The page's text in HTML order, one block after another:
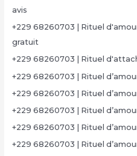
avis
+229 68260703 | Rituel
gratuit
+229 68260703 | Rituel
+229 68260703 | Rituel
+229 68260703 | Rituel
+229 68260703 | Rituel
+229 68260703 | Rituel
+229 68260703 | Rituel